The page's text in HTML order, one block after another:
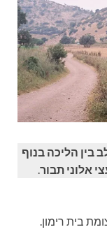
המשלב בין הליכה בנוף
אלוני תבור.